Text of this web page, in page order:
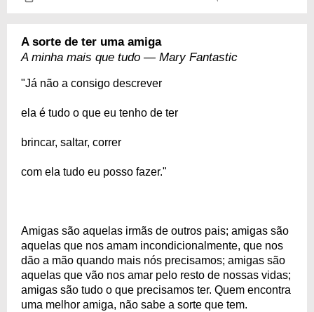
A sorte de ter uma amiga
A minha mais que tudo — Mary Fantastic
"Já não a consigo descrever
ela é tudo o que eu tenho de ter
brincar, saltar, correr
com ela tudo eu posso fazer."
Amigas são aquelas irmãs de outros pais; amigas são
aquelas que nos amam incondicionalmente, que nos
dão a mão quando mais nós precisamos; amigas são
aquelas que vão nos amar pelo resto de nossas vidas;
amigas são tudo o que precisamos ter. Quem encontra
uma melhor amiga, não sabe a sorte que tem.